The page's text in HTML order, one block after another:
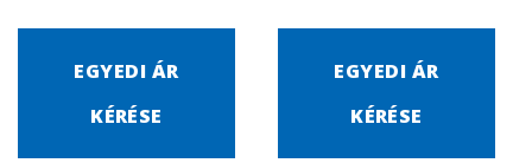
EGYEDI ÁR
KÉRÉSE
EGYEDI ÁR
KÉRÉSE